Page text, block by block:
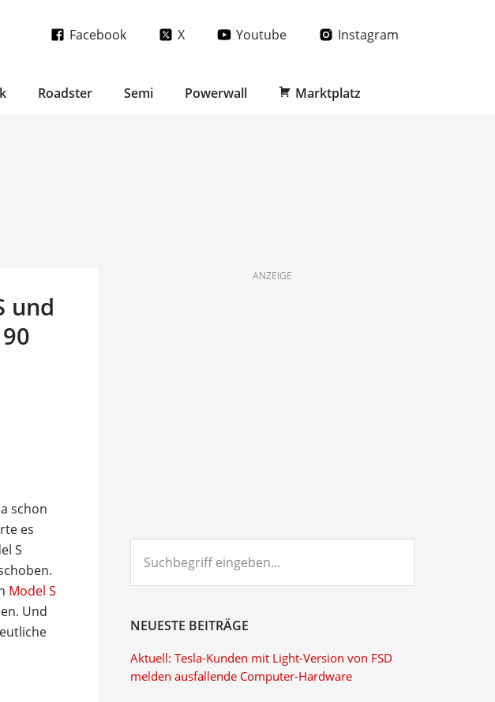
Facebook X Youtube Instagram
Roadster Semi Powerwall Marktplatz
und
schon
es
S
Model S
Und
ANZEIGE
eingeben...
NEUESTE BEITRÄGE
Aktuell: Tesla-Kunden mit Light-Version von FSD
melden ausfallende Computer-Hardware